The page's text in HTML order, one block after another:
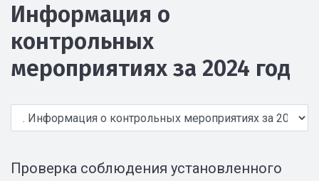
Информация о
контрольных
мероприятиях за 2024 год
Проверка соблюдения установленного